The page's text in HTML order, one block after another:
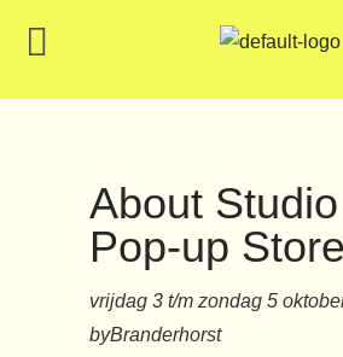
About
Pop-up Store
vrijdag 3 t/m zondag 5
byBranderhorst